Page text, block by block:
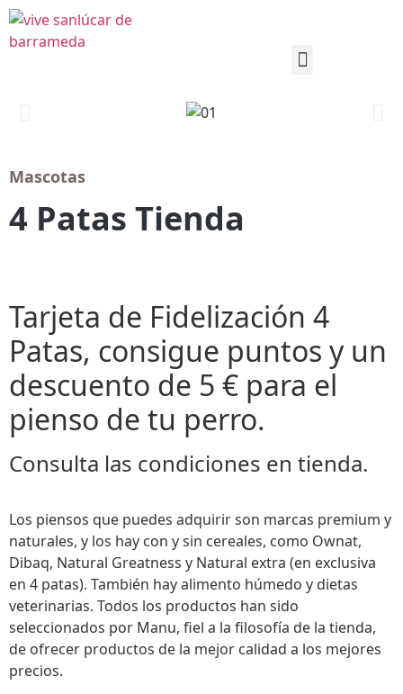
Mascotas
4 Patas Tienda
Tarjeta de Fidelización 4
Patas, consigue puntos y un
descuento de 5 € para el
pienso de tu perro.
Consulta las condiciones en tienda.
Los piensos que puedes adquirir son marcas premium y
naturales, y los hay con y sin cereales, como Ownat,
Dibaq, Natural Greatness y Natural extra (en exclusiva
en 4 patas). También hay alimento húmedo y dietas
veterinarias. Todos los productos han sido
seleccionados por Manu, fiel a la filosofía de la tienda,
de ofrecer productos de la mejor calidad a los mejores
precios.